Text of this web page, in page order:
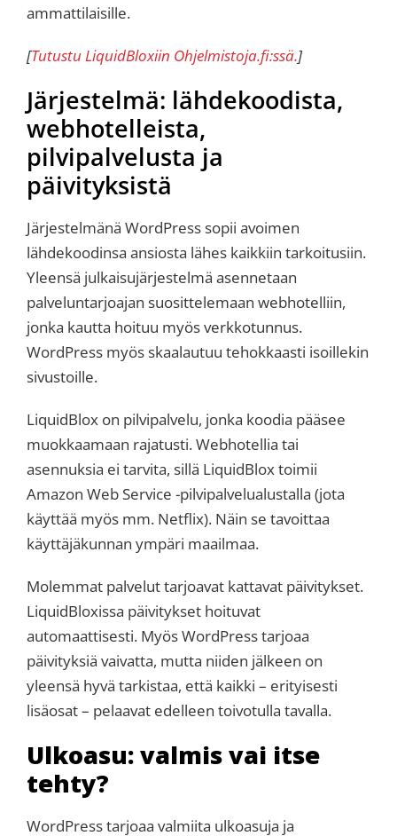
ammattilaisille.
[Tutustu LiquidBloxiin Ohjelmistoja.fi:ssä.]
Järjestelmä: lähdekoodista,
webhotelleista,
pilvipalvelusta ja
päivityksistä
Järjestelmänä WordPress sopii avoimen
lähdekoodinsa ansiosta lähes kaikkiin tarkoitusiin.
Yleensä julkaisujärjestelmä asennetaan
palveluntarjoajan suosittelemaan webhotelliin,
jonka kautta hoituu myös verkkotunnus.
WordPress myös skaalautuu tehokkaasti isoillekin
sivustoille.
LiquidBlox on pilvipalvelu, jonka koodia pääsee
muokkaamaan rajatusti. Webhotellia tai
asennuksia ei tarvita, sillä LiquidBlox toimii
Amazon Web Service -pilvipalvelualustalla (jota
käyttää myös mm. Netflix). Näin se tavoittaa
käyttäjäkunnan ympäri maailmaa.
Molemmat palvelut tarjoavat kattavat päivitykset.
LiquidBloxissa päivitykset hoituvat
automaattisesti. Myös WordPress tarjoaa
päivityksiä vaivatta, mutta niiden jälkeen on
yleensä hyvä tarkistaa, että kaikki – erityisesti
lisäosat – pelaavat edelleen toivotulla tavalla.
Ulkoasu: valmis vai itse
tehty?
WordPress tarjoaa valmiita ulkoasuja ja